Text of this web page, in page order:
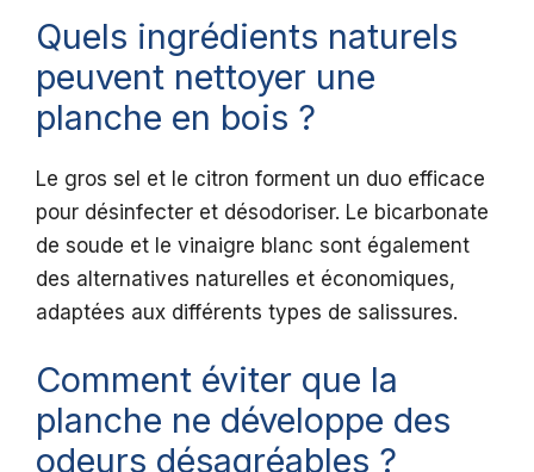
Quels ingrédients naturels
peuvent nettoyer une
planche en bois ?
Le gros sel et le citron forment un duo efficace
pour désinfecter et désodoriser. Le bicarbonate
de soude et le vinaigre blanc sont également
des alternatives naturelles et économiques,
adaptées aux différents types de salissures.
Comment éviter que la
planche ne développe des
odeurs désagréables ?